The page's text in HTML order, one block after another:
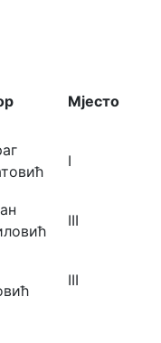
Мјесто
I
III
III